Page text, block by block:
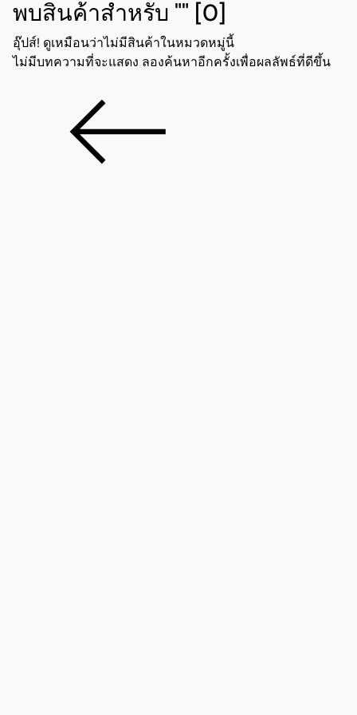
พบสินค้าสำหรับ "" [0]
อุ๊ปส์! ดูเหมือนว่าไม่มีสินค้าในหมวดหมู่นี้
ไม่มีบทความที่จะแสดง ลองค้นหาอีกครั้งเพื่อผลลัพธ์ที่ดีขึ้น